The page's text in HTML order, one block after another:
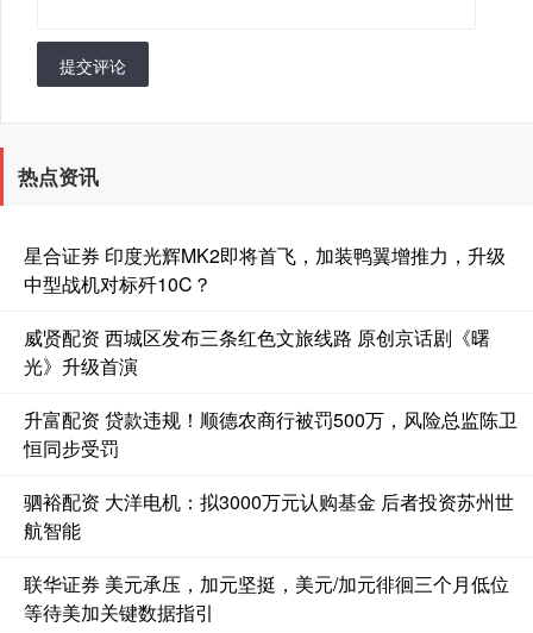
提交评论
热点资讯
星合证券 印度光辉MK2即将首飞，加装鸭翼增推力，升级
中型战机对标歼10C？
威贤配资 西城区发布三条红色文旅线路 原创京话剧《曙
光》升级首演
升富配资 贷款违规！顺德农商行被罚500万，风险总监陈卫
恒同步受罚
驷裕配资 大洋电机：拟3000万元认购基金 后者投资苏州世
航智能
联华证券 美元承压，加元坚挺，美元/加元徘徊三个月低位
等待美加关键数据指引